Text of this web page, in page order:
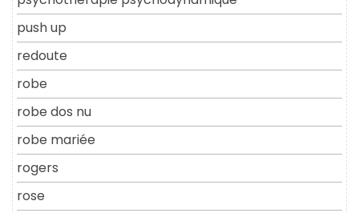
push up
redoute
robe
robe dos nu
robe mariée
rogers
rose